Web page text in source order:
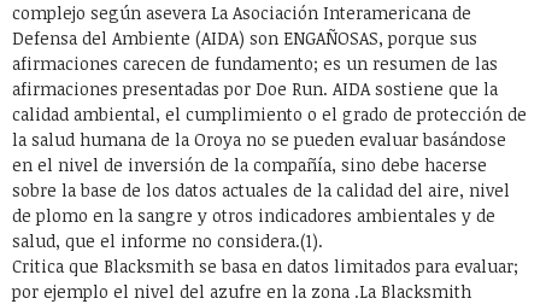
complejo según asevera La Asociación Interamericana de
Defensa del Ambiente (AIDA) son ENGAÑOSAS, porque sus
afirmaciones carecen de fundamento; es un resumen de las
afirmaciones presentadas por Doe Run. AIDA sostiene que la
calidad ambiental, el cumplimiento o el grado de protección de
la salud humana de la Oroya no se pueden evaluar basándose
en el nivel de inversión de la compañía, sino debe hacerse
sobre la base de los datos actuales de la calidad del aire, nivel
de plomo en la sangre y otros indicadores ambientales y de
salud, que el informe no considera.(1).
Critica que Blacksmith se basa en datos limitados para evaluar;
por ejemplo el nivel del azufre en la zona .La Blacksmith